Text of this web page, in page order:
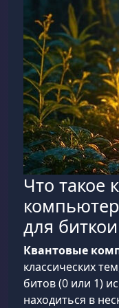
Что такое
для
Квантовые
классических
битов (0 или 1)
находиться в